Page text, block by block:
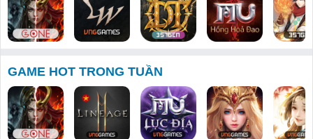
Anh Hùng
GAME HOT TRONG TUẦN